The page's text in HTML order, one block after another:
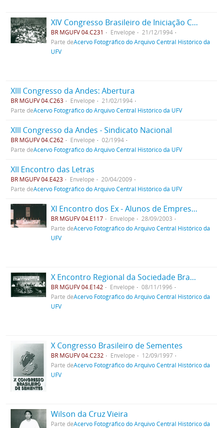
XIV Congresso Brasileiro de Iniciação Científica em Cursos Agrários
BR MGUFV 04.C231 Envelope
21/12/1994
Parte deAcervo Fotográfico do Arquivo Central Histórico da
UFV
XIII Congresso da Andes: Abertura
BR MGUFV 04.C263 Envelope
21/02/1994
Parte deAcervo Fotográfico do Arquivo Central Histórico da UFV
XIII Congresso da Andes - Sindicato Nacional
BR MGUFV 04.C262 Envelope
02/1994
Parte deAcervo Fotográfico do Arquivo Central Histórico da UFV
XII Encontro das Letras
BR MGUFV 04.E423 Envelope
20/04/2009
Parte deAcervo Fotográfico do Arquivo Central Histórico da UFV
XI Encontro dos Ex - Alunos de Empresas Júnior EMEJ
BR MGUFV 04.E117 Envelope
28/09/2003
Parte deAcervo Fotográfico do Arquivo Central Histórico da
UFV
X Encontro Regional da Sociedade Brasileira de Química
BR MGUFV 04.E142 Envelope
08/11/1996
Parte deAcervo Fotográfico do Arquivo Central Histórico da
UFV
X Congresso Brasileiro de Sementes
BR MGUFV 04.C232 Envelope
12/09/1997
Parte deAcervo Fotográfico do Arquivo Central Histórico da
UFV
Wilson da Cruz Vieira
Parte deAcervo Fotográfico do Arquivo Central Histórico da